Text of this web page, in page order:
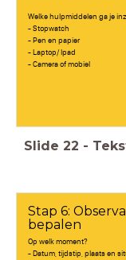
Welke hulpmiddelen ga je
- Stopwatch
- Pen en papier
- Laptop/ Ipad
- Camera of mobiel
Slide 22 -
Stap 6:
bepalen
Op welk moment?
- Datum, tijdstip, plaats en